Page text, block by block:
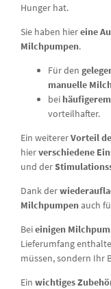
Hunger hat.
Sie haben hiereine
Milchpumpen.
Für den
manuelle
bei
vorteilhafter.
Ein weitererVorteil
hierverschiedene
und der
Dank der
Milchpumpenauch
Beieinigen
Lieferumfang
müssen, sondern Ihr
Ein wichtiges